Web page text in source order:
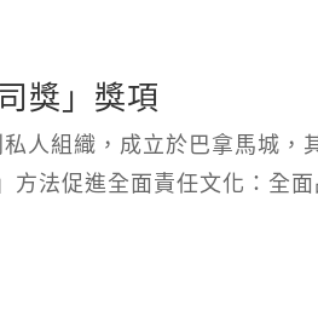
獎」獎項
人組織，成立於巴拿馬城，
法促進全面責任文化：全面